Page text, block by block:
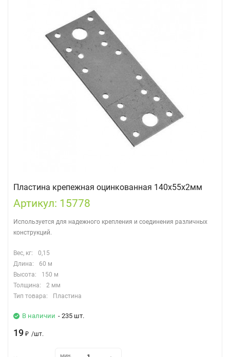
Пластина крепежная оцинкованная 140х55х2мм
Артикул: 15778
Используется для надежного крепления и соединения различных
конструкций.
Вес, кг:
0,15
Длина:
60 м
Высота:
150 м
Толщина:
2 мм
Тип товара:
Пластина
В наличии - 235 шт.
19 ₽ /шт.